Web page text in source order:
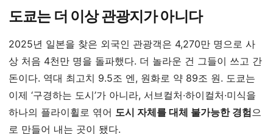
도쿄는 더 이상 관광지가 아니다
2025년 일본을 찾은 외국인 관광객은 4,270만 명으로 사
상 처음 4천만 명을 돌파했다. 더 놀라운 건 그들이 쓰고 간
돈이다. 역대 최고치 9.5조 엔, 원화로 약 89조 원. 도쿄는
이제 ‘구경하는 도시’가 아니라, 서브컬처·하이컬처·미식을
하나의 플라이휠로 엮어 도시 자체를 대체 불가능한 경험으
로 만들어 내는 곳이 됐다.